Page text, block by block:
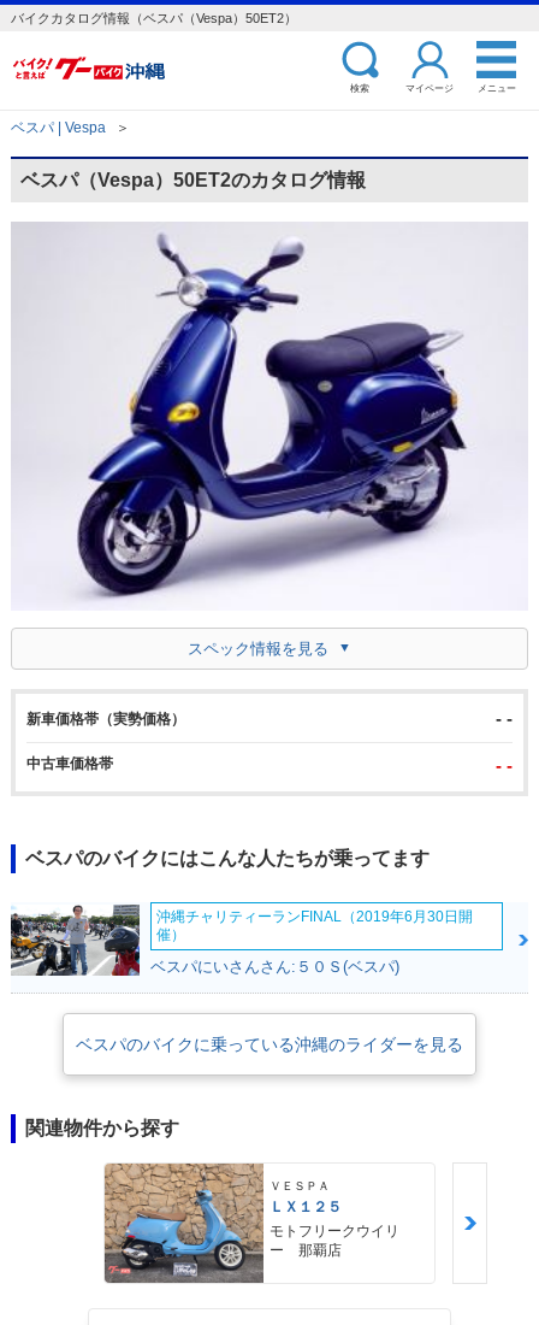
バイクカタログ情報（ベスパ（Vespa）50ET2）
検索 マイページ メニュー
ベスパ | Vespa ＞
ベスパ（Vespa）50ET2のカタログ情報
スペック情報を見る
新車価格帯（実勢価格） - -
中古車価格帯 - -
ベスパのバイクにはこんな人たちが乗ってます
沖縄チャリティーランFINAL（2019年6月30日開
催）
ベスパにいさんさん:５０Ｓ(ベスパ)
ベスパのバイクに乗っている沖縄のライダーを見る
関連物件から探す
ＶＥＳＰＡ
ＬＸ１２５
モトフリークウイリ
ー 那覇店